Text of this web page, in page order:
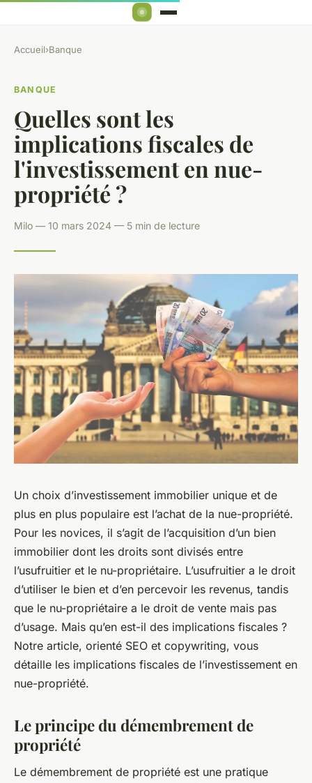
Accueil›Banque
BANQUE
Quelles sont les
implications fiscales de
l'investissement en nue-
propriété ?
Milo — 10 mars 2024 — 5 min de lecture
Un choix d’investissement immobilier unique et de
plus en plus populaire est l’achat de la nue-propriété.
Pour les novices, il s’agit de l’acquisition d’un bien
immobilier dont les droits sont divisés entre
l’usufruitier et le nu-propriétaire. L’usufruitier a le droit
d’utiliser le bien et d’en percevoir les revenus, tandis
que le nu-propriétaire a le droit de vente mais pas
d’usage. Mais qu’en est-il des implications fiscales ?
Notre article, orienté SEO et copywriting, vous
détaille les implications fiscales de l’investissement en
nue-propriété.
Le principe du démembrement de
propriété
Le démembrement de propriété est une pratique